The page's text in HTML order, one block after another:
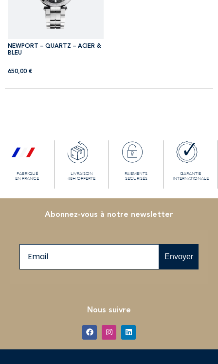
NEWPORT – QUARTZ – ACIER &
BLEU
650,00 €
FABRIQUÉ
EN FRANCE
LIVRAISON
48H OFFERTE
PAIEMENTS
SECURISÉS
GARANTIE
INTERNATIONALE
Abonnez-vous à notre newsletter
Envoyer
Nous suivre